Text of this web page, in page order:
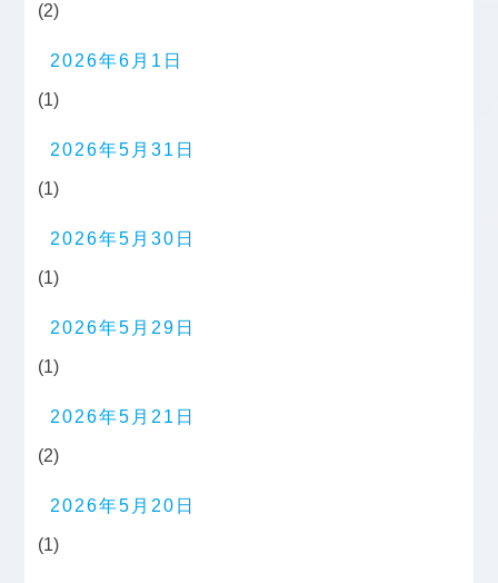
(2)
2026年6月1日
(1)
2026年5月31日
(1)
2026年5月30日
(1)
2026年5月29日
(1)
2026年5月21日
(2)
2026年5月20日
(1)